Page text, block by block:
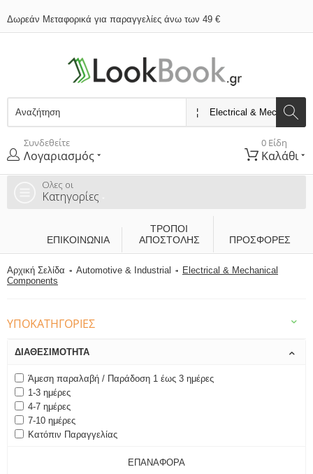
Δωρεάν Μεταφορικά για παραγγελίες άνω των 49 €
Συνδεθείτε
Λογαριασμός
0 Είδη
Καλάθι
Ολες οι
Κατηγορίες
ΕΠΙΚΟΙΝΩΝΊΑ
ΤΡΌΠΟΙ
ΑΠΟΣΤΟΛΉΣ
ΠΡΟΣΦΟΡΕΣ
Αρχική Σελίδα Automotive & Industrial
Electrical & Mechanical
Components
ΥΠΟΚΑΤΗΓΟΡΊΕΣ
ΔΙΑΘΕΣΙΜΌΤΗΤΑ
Άμεση παραλαβή / Παράδοση 1 έως 3 ημέρες
1-3 ημέρες
4-7 ημέρες
7-10 ημέρες
Κατόπιν Παραγγελίας
ΕΠΑΝΑΦΟΡΆ